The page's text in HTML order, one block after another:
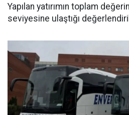
Yapılan yatırımın toplam
seviyesine ulaştığı